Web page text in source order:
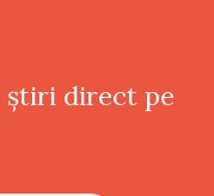
știri direct pe